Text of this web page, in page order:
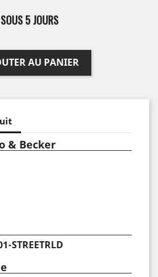
5 JOURS
AU PANIER
& Becker
STREETRLD